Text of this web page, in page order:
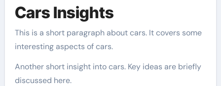
Cars Insights
This is a short paragraph about cars. It covers some
interesting aspects of cars.
Another short insight into cars. Key ideas are briefly
discussed here.